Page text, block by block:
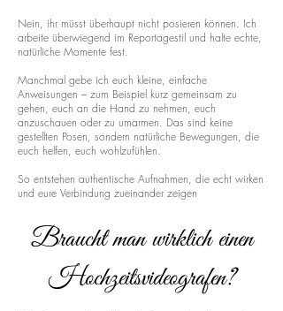
Nein, ihr müsst überhaupt nicht posieren können. Ich
arbeite überwiegend im Reportagestil und halte echte,
natürliche Momente fest.
Manchmal gebe ich euch kleine, einfache
Anweisungen – zum Beispiel kurz gemeinsam zu
gehen, euch an die Hand zu nehmen, euch
anzuschauen oder zu umarmen. Das sind keine
gestellten Posen, sondern natürliche Bewegungen, die
euch helfen, euch wohlzufühlen.
So entstehen authentische Aufnahmen, die echt wirken
und eure Verbindung zueinander zeigen
Braucht man wirklich einen
Hochzeitsvideografen?